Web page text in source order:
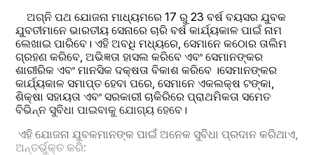
ଅଗ୍ନି ପଥ ଯୋଜନା ମାଧ୍ୟମରେ 17 ରୁ 23 ବର୍ଷ ବୟସର ଯୁବକ
ଯୁବତୀମାନେ ଭାରତୀୟ ସେନାରେ ଚାରି ବର୍ଷ କାର୍ଯ୍ୟକାଳ ପାଇଁ ନାମ
ଲେଖାଇ ପାରିବେ। ଏହି ଅବଧି ମଧ୍ୟରେ, ସେମାନେ କଠୋର ତାଲିମ
ଗ୍ରହଣ କରିବେ, ଅଭିଜ୍ଞତା ହାସଲ କରିବେ ଏବଂ ସେମାନଙ୍କର
ଶାରୀରିକ ଏବଂ ମାନସିକ ଦକ୍ଷତା ବିକାଶ କରିବେ ।ସେମାନଙ୍କର
କାର୍ଯ୍ୟକାଳ ସମାପ୍ତ ହେବା ପରେ, ସେମାନେ ଏକଲକ୍ଷ ଟଙ୍କା,
ଶିକ୍ଷା ସହାୟତା ଏବଂ ସରକାରୀ ଚାକିରିରେ ପ୍ରାଥମିକତା ସମେତ
ବିଭିନ୍ନ ସୁବିଧା ପାଇବାକୁ ଯୋଗ୍ୟ ହେବେ।
ଏହି ଯୋଜନା ଯୁବକମାନଙ୍କ ପାଇଁ ଅନେକ ସୁବିଧା ପ୍ରଦାନ କରିଥାଏ,
ଅନ୍ତର୍ଭୁକ୍ତ କରି: